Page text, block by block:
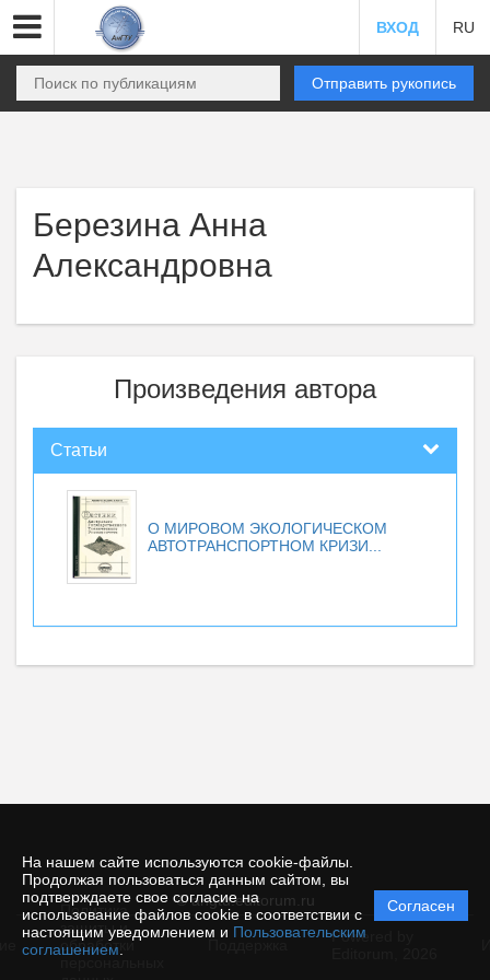
На нашем сайте используются cookie-файлы.
Продолжая пользоваться данным сайтом, вы
подтверждаете свое согласие на
использование файлов cookie в соответствии с
настоящим уведомлением и Пользовательским
соглашением
Согласен
ВХОД RU
Отправить рукопись
Березина Анна
Александровна
Произведения автора
Статьи
О МИРОВОМ ЭКОЛОГИЧЕСКОМ
АВТОТРАНСПОРТНОМ КРИЗИ...
© angtu.editorum.ru
Политика
защиты и
обработки
Powered by